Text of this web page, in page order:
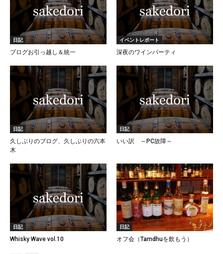
日記
ブログお引っ越し＆統一
イベントレポート
深夜のワインパーティ
日記
久しぶりのブログ、久しぶりの六本
木
日記
いい訳 ～PC故障～
日記
Whisky Wave vol.10
日記
オフ会（Tamdhuを飲もう）